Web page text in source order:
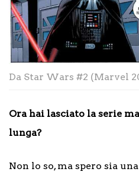
Da Star Wars #2 (Marvel
Ora hai lasciato la serie
lunga?
Non lo so, ma spero sia una